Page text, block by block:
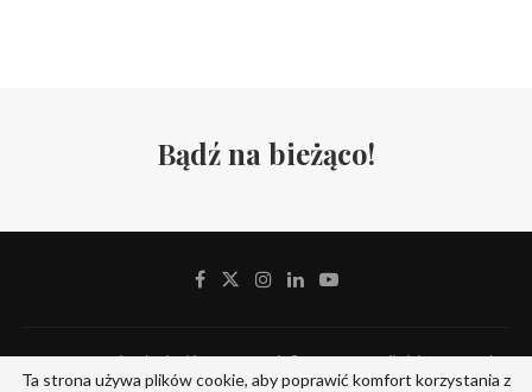
Bądź na bieżąco!
Stowarzyszenie Adwokackie Defensor Iuris © 2019-2024. All Rights Reserved.
Designed and Developed byITserv.pl
Ta strona używa plików cookie, aby poprawić komfort korzystania z